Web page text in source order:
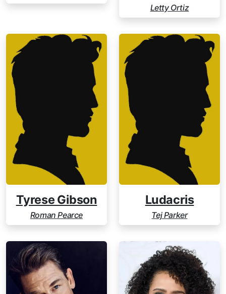
Letty Ortiz
Tyrese Gibson
Roman Pearce
Ludacris
Tej Parker